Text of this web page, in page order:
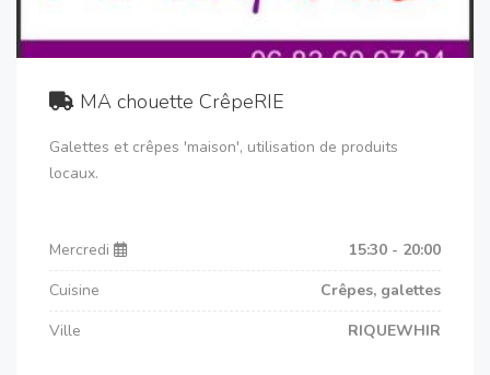
MA chouette CrêpeRIE
Galettes et crêpes 'maison', utilisation de produits
locaux.
Mercredi
15:30 - 20:00
Cuisine
Crêpes, galettes
Ville
RIQUEWHIR